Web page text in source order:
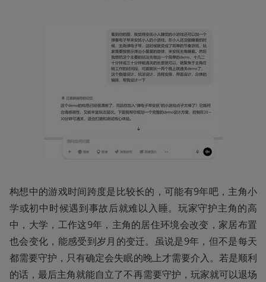
构想中的游戏时间跨度是比较长的，可能有9年吧，主角小
学或初中时候遇到事故后就难以入睡。玩家守护主角的高
中，大学，工作这9年，主角的居住环境会改变，家居布置
也会变化，能感受到岁月的变迁。虽说是9年，但不是每天
都需要守护，只有确定会失眠的晚上才需要介入。若是顺利
的话，最后主角就能自立了不再需要守护，玩家就可以退场